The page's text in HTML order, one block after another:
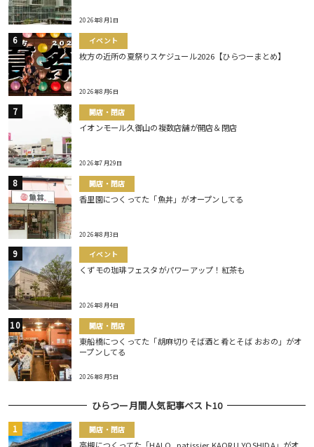
2026年8月1日
イベント
枚方の近所の夏祭りスケジュール2026【ひらつーまとめ】
2026年8月6日
開店・閉店
イオンモール久御山の複数店舗が開店＆閉店
2026年7月29日
開店・閉店
香里園につくってた「魚丼」がオープンしてる
2026年8月3日
イベント
くずモの珈琲フェスタがパワーアップ！紅茶も
2026年8月4日
開店・閉店
東船橋につくってた「胡麻切りそば酒と肴とそば おおの」がオ
ープンしてる
2026年8月5日
ひらつー月間人気記事ベスト10
開店・閉店